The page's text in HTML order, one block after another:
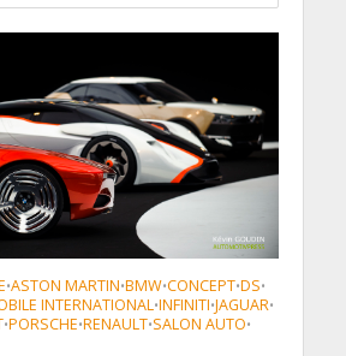
•ASTON MARTIN•BMW•CONCEPT•DS•
INTERNATIONAL•INFINITI•JAGUAR•
•PORSCHE•RENAULT•SALON AUTO•